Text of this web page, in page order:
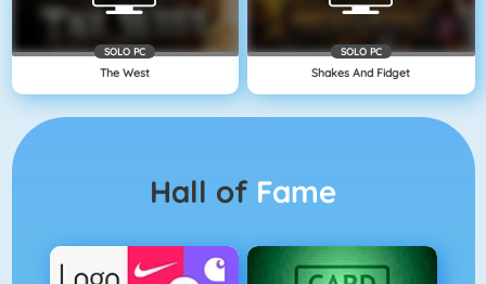
SOLO PC
The West
SOLO PC
Shakes And Fidget
Hall of Fame